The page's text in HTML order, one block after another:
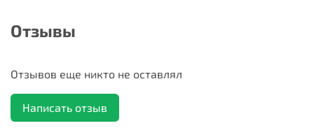
Отзывы
Отзывов еще никто не оставлял
Написать отзыв